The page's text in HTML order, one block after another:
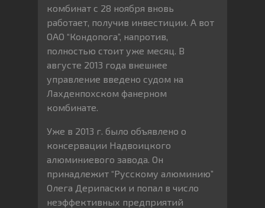
комбинат с 28 ноября вновь
работает, получив инвестиции. А вот
ОАО “Кондопога”, напротив,
полностью стоит уже месяц. В
августе 2013 года внешнее
управление введено судом на
Лахденпохском фанерном
комбинате.
Уже в 2013 г. было объявлено о
консервации Надвоицкого
алюминиевого завода. Он
принадлежит “Русскому алюминию”
Олега Дерипаски и попал в число
неэффективных предприятий